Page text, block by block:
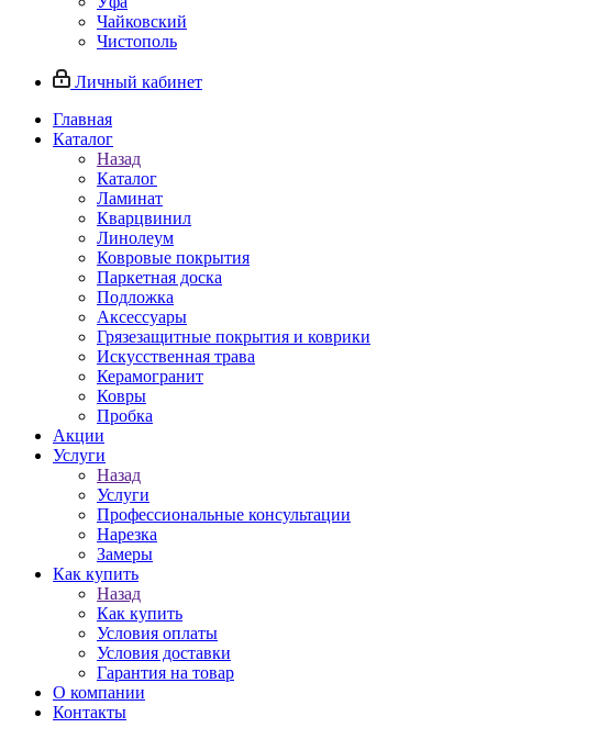
Чайковский
Чистополь
Личный кабинет
Главная
Каталог
Назад
Каталог
Ламинат
Кварцвинил
Линолеум
Ковровые покрытия
Паркетная доска
Подложка
Аксессуары
Грязезащитные покрытия и коврики
Искусственная трава
Керамогранит
Ковры
Пробка
Акции
Услуги
Назад
Услуги
Профессиональные консультации
Нарезка
Замеры
Как купить
Назад
Как купить
Условия оплаты
Условия доставки
Гарантия на товар
О компании
Контакты